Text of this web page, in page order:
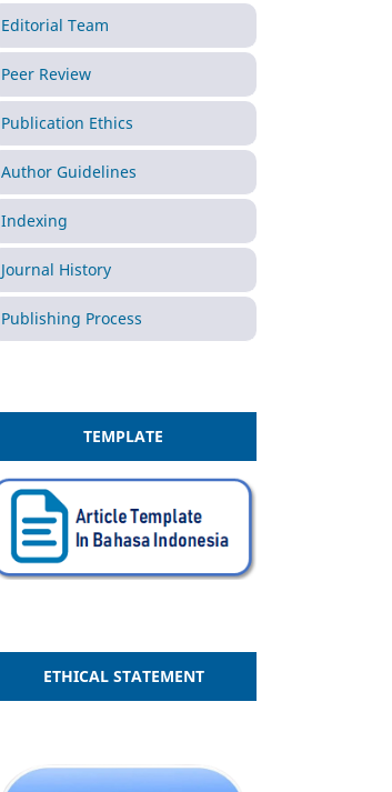
Editorial Team
Peer Review
Publication Ethics
Author Guidelines
Indexing
Journal History
Publishing Process
TEMPLATE
ETHICAL STATEMENT